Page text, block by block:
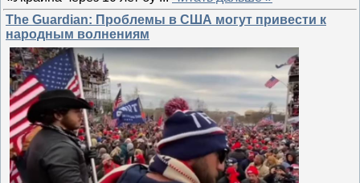
The Guardian: Проблемы в США могут привести к
народным волнениям